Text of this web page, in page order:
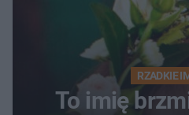
RZADKIE
To imię